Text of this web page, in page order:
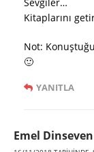
Kitaplarını
Not:
🙂
YANITLA
Emel Dinseven